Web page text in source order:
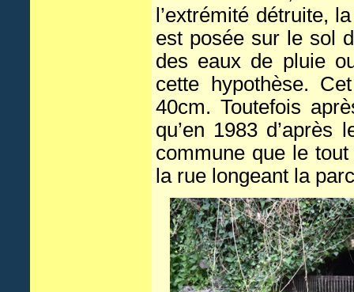
l’extrémité détruite,
est posée sur le sol
des eaux de pluie
cette hypothèse.
40cm. Toutefois
qu’en 1983
commune que le
la rue longeant la